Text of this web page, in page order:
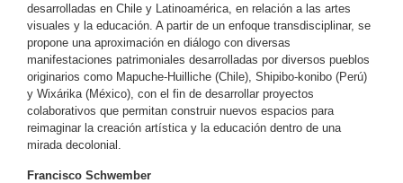
desarrolladas en Chile y Latinoamérica, en relación a las artes
visuales y la educación. A partir de un enfoque transdisciplinar, se
propone una aproximación en diálogo con diversas
manifestaciones patrimoniales desarrolladas por diversos pueblos
originarios como Mapuche-Huilliche (Chile), Shipibo-konibo (Perú)
y Wixárika (México), con el fin de desarrollar proyectos
colaborativos que permitan construir nuevos espacios para
reimaginar la creación artística y la educación dentro de una
mirada decolonial.
Francisco Schwember